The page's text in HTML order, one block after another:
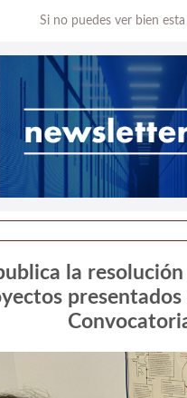
Si no puedes ver bien
la
presentados